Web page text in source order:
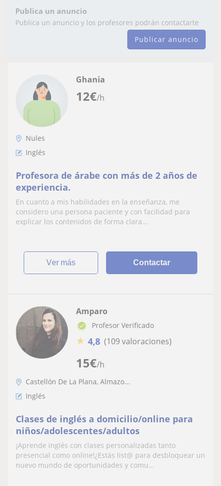
Publica un anuncio
Publica un anuncio y los profesores podrán contactarte
Publicar anuncio
12€/h
Ghania
Nules
Inglés
Profesora de árabe con más de 2 años de
experiencia.
En cuanto a mis habilidades en la enseñanza, me
considero una persona paciente y con facilidad para
explicar los contenidos de forma clara...
ver más Contactar
15€/h
Amparo
Profesor Verificado
★ 4,8 (109 valoraciones)
Castellón De La Plana, Almazo...
Inglés
Clases de inglés a domicilio/online para
niños/adolescentes/adultos
¡Aprende inglés con clases personalizadas tanto
presencial como online!¿Estás list@ para desbloquear un
nuevo mundo de oportunidades y comu...